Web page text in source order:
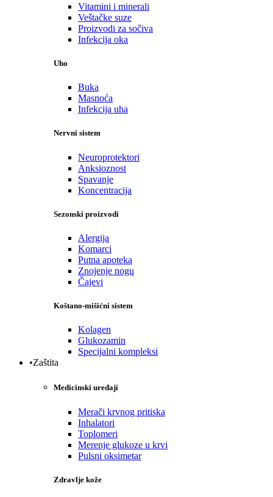
Vitamini i minerali
Veštačke suze
Proizvodi za sočiva
Infekcija oka
Uho
Buka
Masnoća
Infekcija uha
Nervni sistem
Neuroprotektori
Anksioznost
Spavanje
Koncentracija
Sezonski proizvodi
Alergija
Komarci
Putna apoteka
Znojenje nogu
Čajevi
Koštano-mišićni sistem
Kolagen
Glukozamin
Specijalni kompleksi
•Zaštita
Medicinski uređaji
Merači krvnog pritiska
Inhalatori
Toplomeri
Merenje glukoze u krvi
Pulsni oksimetar
Zdravlje kože